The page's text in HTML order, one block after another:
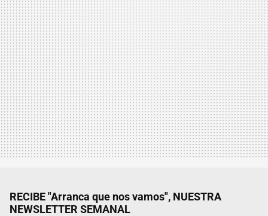
RECIBE "Arranca que nos vamos", NUESTRA
NEWSLETTER SEMANAL